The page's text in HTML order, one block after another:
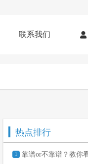
联系我们
热点排行
1